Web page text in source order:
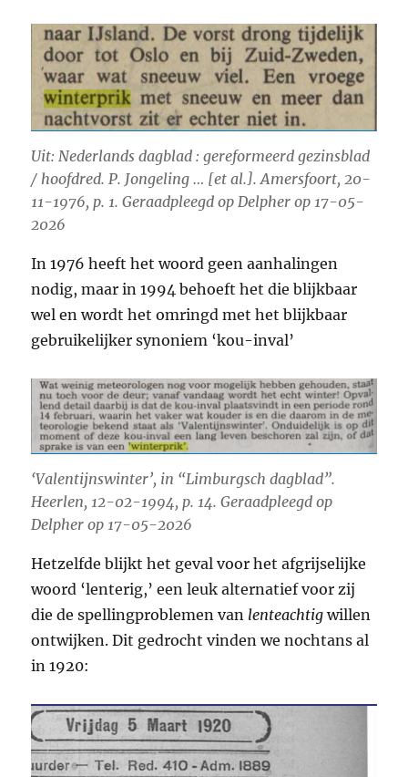
Uit: Nederlands dagblad : gereformeerd gezinsblad
/ hoofdred. P. Jongeling … [et al.]. Amersfoort, 20-
11-1976, p. 1. Geraadpleegd op Delpher op 17-05-
2026
In 1976 heeft het woord geen aanhalingen
nodig, maar in 1994 behoeft het die blijkbaar
wel en wordt het omringd met het blijkbaar
gebruikelijker synoniem ‘kou-inval’
‘Valentijnswinter’, in “Limburgsch dagblad”.
Heerlen, 12-02-1994, p. 14. Geraadpleegd op
Delpher op 17-05-2026
Hetzelfde blijkt het geval voor het afgrijselijke
woord ‘lenterig,’ een leuk alternatief voor zij
die de spellingproblemen van lenteachtig willen
ontwijken. Dit gedrocht vinden we nochtans al
in 1920: